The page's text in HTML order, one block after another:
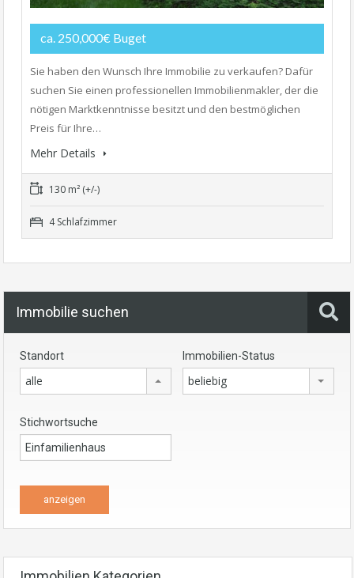
ca. 250,000€ Buget
Sie haben den Wunsch Ihre Immobilie zu verkaufen? Dafür
suchen Sie einen professionellen Immobilienmakler, der die
nötigen Marktkenntnisse besitzt und den bestmöglichen
Preis für Ihre…
Mehr Details
130 m² (+/-)
4 Schlafzimmer
Immobilie suchen
Standort
alle
Immobilien-Status
beliebig
Stichwortsuche